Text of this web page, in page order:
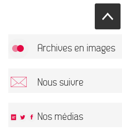
Archives en images
Nous suivre
Nos médias